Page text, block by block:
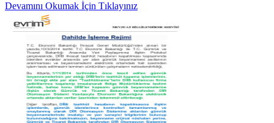
Devamını Okumak İçin Tıklayınız